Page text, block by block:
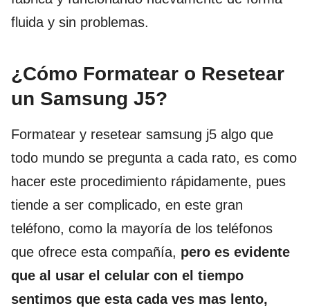
fluida y sin problemas.
¿Cómo Formatear o Resetear
un Samsung J5?
Formatear y resetear samsung j5 algo que
todo mundo se pregunta a cada rato, es como
hacer este procedimiento rápidamente, pues
tiende a ser complicado, en este gran
teléfono, como la mayoría de los teléfonos
que ofrece esta compañía, pero es evidente
que al usar el celular con el tiempo
sentimos que esta cada ves mas lento,